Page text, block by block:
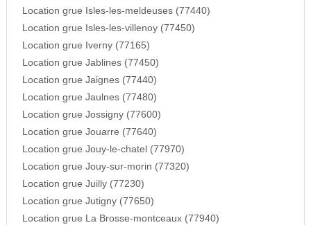
Location grue Isles-les-meldeuses (77440)
Location grue Isles-les-villenoy (77450)
Location grue Iverny (77165)
Location grue Jablines (77450)
Location grue Jaignes (77440)
Location grue Jaulnes (77480)
Location grue Jossigny (77600)
Location grue Jouarre (77640)
Location grue Jouy-le-chatel (77970)
Location grue Jouy-sur-morin (77320)
Location grue Juilly (77230)
Location grue Jutigny (77650)
Location grue La Brosse-montceaux (77940)